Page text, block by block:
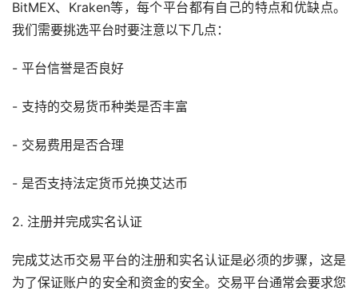
BitMEX、Kraken等，每个平台都有自己的特点和优缺点。
我们需要挑选平台时要注意以下几点：
- 平台信誉是否良好
- 支持的交易货币种类是否丰富
- 交易费用是否合理
- 是否支持法定货币兑换艾达币
2. 注册并完成实名认证
完成艾达币交易平台的注册和实名认证是必须的步骤，这是
为了保证账户的安全和资金的安全。交易平台通常会要求您